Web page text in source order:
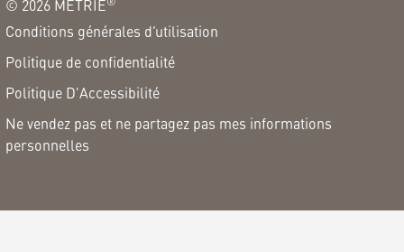
© 2026 METRIE
Conditions générales d’utilisation
Politique de confidentialité
Politique D'Accessibilité
Ne vendez pas et ne partagez pas mes informations
personnelles